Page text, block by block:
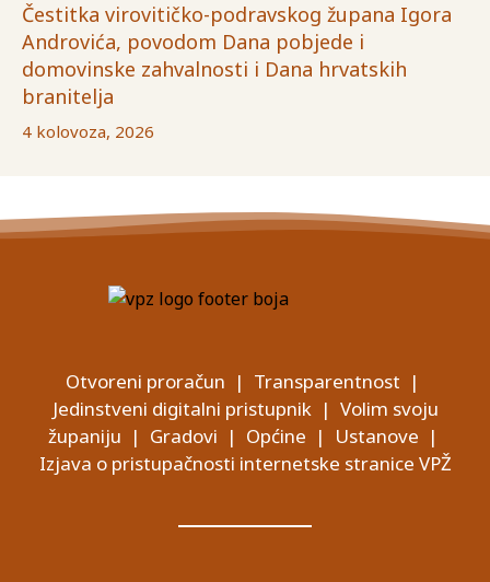
Čestitka virovitičko-podravskog župana Igora
Androvića, povodom Dana pobjede i
domovinske zahvalnosti i Dana hrvatskih
branitelja
4 kolovoza, 2026
Otvoreni proračun | Transparentnost |
Jedinstveni digitalni pristupnik| Volim svoju
županiju | Gradovi | Općine | Ustanove |
Izjava o pristupačnosti internetske stranice VPŽ